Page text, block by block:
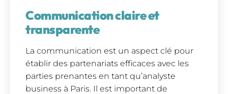
Communication claire et
transparente
La communication est un aspect clé pour
établir des partenariats efficaces avec les
parties prenantes en tant qu’analyste
business à Paris. Il est important de